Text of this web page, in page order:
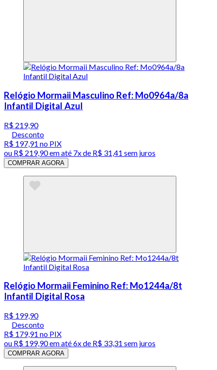
Relógio Mormaii Masculino Ref: Mo0964a/8a
Infantil Digital Azul
R$ 219,90
Desconto
R$ 197,91 no PIX
ou R$ 219,90em até 7x de R$ 31,41 sem juros
COMPRAR AGORA
Relógio Mormaii Feminino Ref: Mo1244a/8t
Infantil Digital Rosa
R$ 199,90
Desconto
R$ 179,91 no PIX
ou R$ 199,90em até6x de R$ 33,31 sem juros
COMPRAR AGORA